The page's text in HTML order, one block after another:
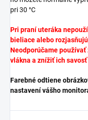
pri 30 °C
Pri praní uteráka
bieliace alebo
Neodporúčame
vlákna a znížiť ich savosť
Farebné odtiene
nastavení vášho